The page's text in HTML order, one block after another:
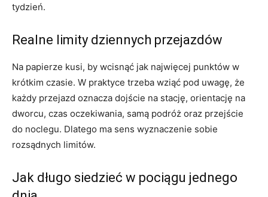
tydzień.
Realne limity dziennych przejazdów
Na papierze kusi, by wcisnąć jak najwięcej punktów w
krótkim czasie. W praktyce trzeba wziąć pod uwagę, że
każdy przejazd oznacza dojście na stację, orientację na
dworcu, czas oczekiwania, samą podróż oraz przejście
do noclegu. Dlatego ma sens wyznaczenie sobie
rozsądnych limitów.
Jak długo siedzieć w pociągu jednego